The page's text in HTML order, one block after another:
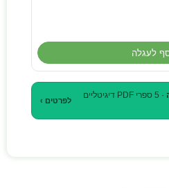
לעגלה
· 5 ספרי PDF דיגיטליים
לפרטים ›